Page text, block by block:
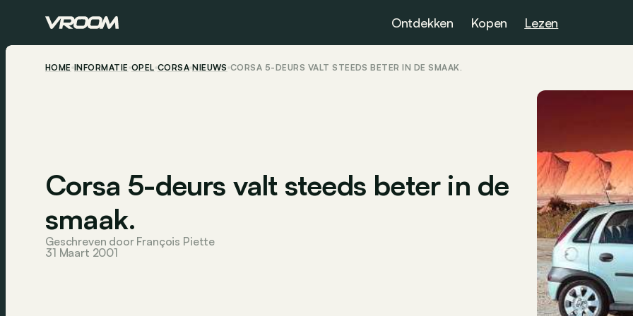
Ontdekken Kopen Lezen
HOME INFORMATIE OPEL CORSA NIEUWS CORSA 5-DEURS VALT STEEDS BETER IN DE SMAAK.
Corsa 5-deurs valt steeds beter in de
smaak.
Geschreven door François Piette
31 Maart 2001